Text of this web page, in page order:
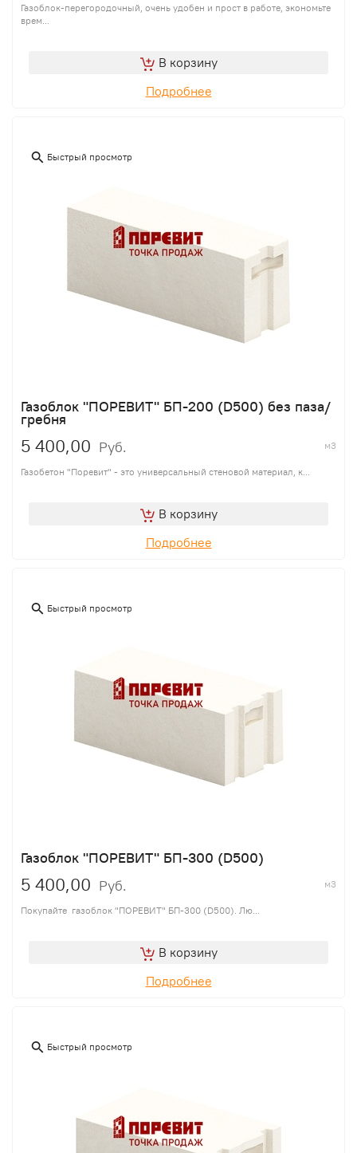
Газоблок-перегородочный, очень удобен и прост в работе, экономьте
врем...
В корзину
Подробнее
Быстрый просмотр
Газоблок "ПОРЕВИТ" БП-200 (D500) без паза/
гребня
5 400,00 Руб. м3
Газобетон "Поревит" - это универсальный стеновой материал, к...
В корзину
Подробнее
Быстрый просмотр
Газоблок "ПОРЕВИТ" БП-300 (D500)
5 400,00 Руб. м3
Покупайте газоблок "ПОРЕВИТ" БП-300 (D500). Лю...
В корзину
Подробнее
Быстрый просмотр